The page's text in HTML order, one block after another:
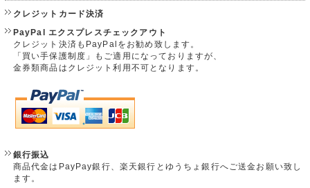
クレジットカード決済
PayPal エクスプレスチェックアウト
クレジット決済もPayPalをお勧め致します。
「買い手保護制度」もご適用になっておりますが、
金券類商品はクレジット利用不可となります。
銀行振込
商品代金はPayPay銀行、楽天銀行とゆうちょ銀行へご送金お願い致し
ます。